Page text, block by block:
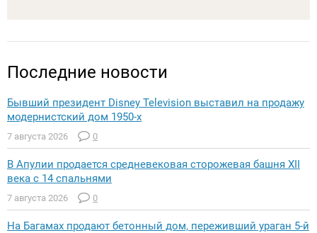
Последние новости
Бывший президент Disney Television выставил на продажу
модернистский дом 1950-х
7 августа 2026 0
В Апулии продается средневековая сторожевая башня XII
века с 14 спальнями
7 августа 2026 0
На Багамах продают бетонный дом, переживший ураган 5-й